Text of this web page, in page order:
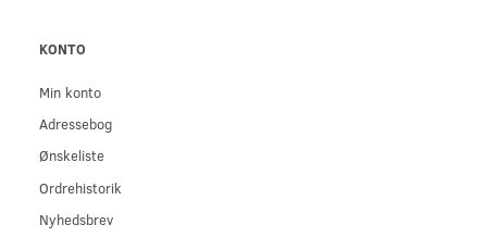
KONTO
Min konto
Adressebog
Ønskeliste
Ordrehistorik
Nyhedsbrev